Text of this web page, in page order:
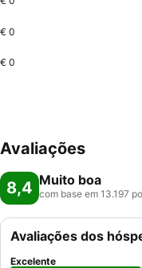
€ 0
€ 0
Avaliações
8,4 Muito boa
com base em 13.197
Avaliações dos
Excelente